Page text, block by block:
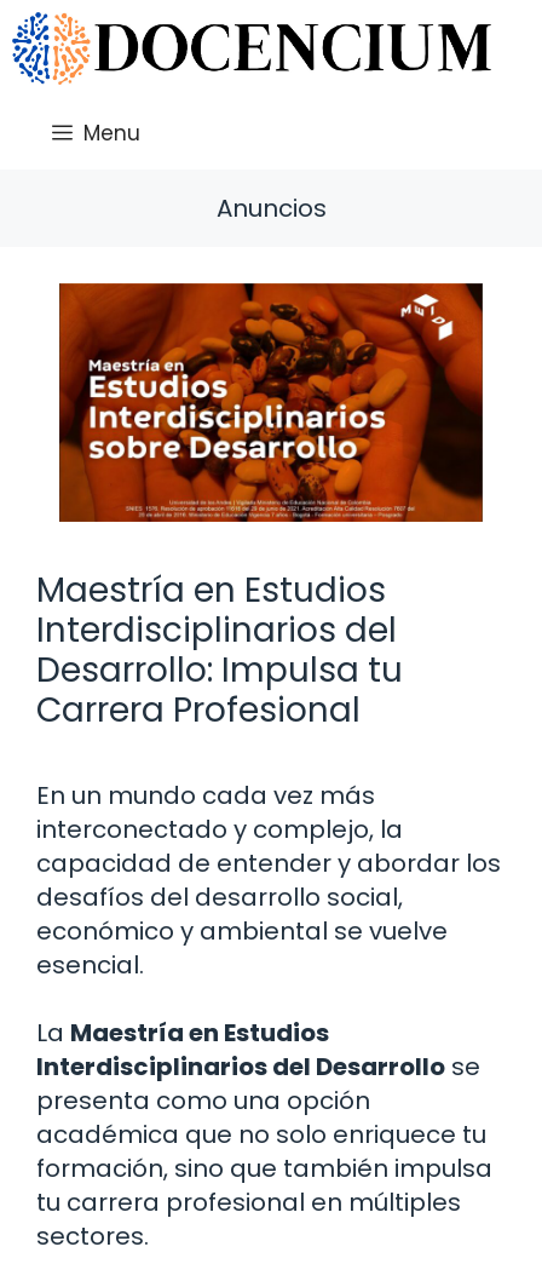
Saltar
al
contenido
Menu
Anuncios
Maestría en Estudios
Interdisciplinarios del
Desarrollo: Impulsa tu
Carrera Profesional
En un mundo cada vez más
interconectado y complejo, la
capacidad de entender y abordar los
desafíos del desarrollo social,
económico y ambiental se vuelve
esencial.
La Maestría en Estudios
Interdisciplinarios del Desarrollo se
presenta como una opción
académica que no solo enriquece tu
formación, sino que también impulsa
tu carrera profesional en múltiples
sectores.